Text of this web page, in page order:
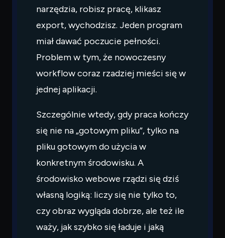
narzędzia, robisz pracę, klikasz
export, wychodzisz. Jeden program
miał dawać poczucie pełności.
Problem w tym, że nowoczesny
workflow coraz rzadziej mieści się w
jednej aplikacji.
Szczególnie wtedy, gdy praca kończy
się nie na „gotowym pliku”, tylko na
pliku gotowym do użycia w
konkretnym środowisku. A
środowisko webowe rządzi się dziś
własną logiką: liczy się nie tylko to,
czy obraz wygląda dobrze, ale też ile
waży, jak szybko się ładuje i jaką